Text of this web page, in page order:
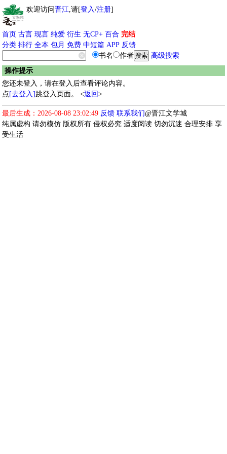
欢迎访问晋江,请[登入/注册]
首页 古言 现言 纯爱 衍生 无CP+ 百合 完结
分类 排行 全本 包月 免费 中短篇 APP 反馈
书名
作者
高级搜索
操作提示
您还未登入，请在登入后查看评论内容。
点 [去登入] 跳登入页面。 <返回>
最后生成：2026-08-08 23:02:49 反馈 联系我们@晋江文学城
纯属虚构 请勿模仿 版权所有 侵权必究 适度阅读 切勿沉迷 合理安排 享
受生活